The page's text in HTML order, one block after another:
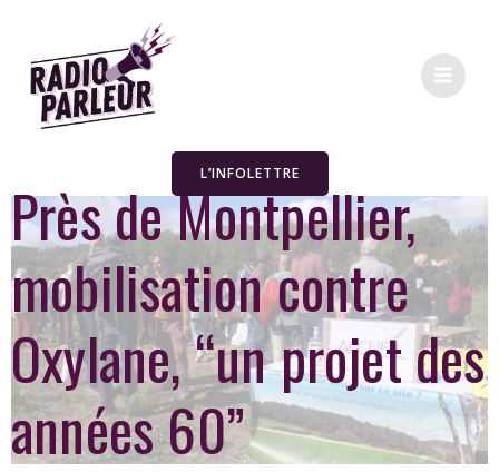
L’INFOLETTRE
Près de Montpellier,
mobilisation contre
Oxylane, “un projet des
années 60”